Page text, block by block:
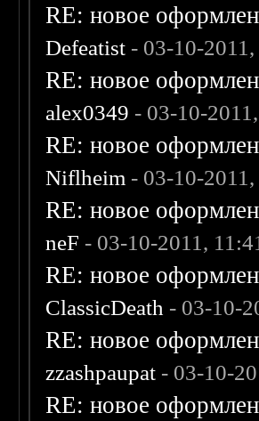
RE: новое
Defeatist - 03-10-
RE: новое
alex0349 - 03-10-
RE: новое
Niflheim - 03-10-
RE: новое
neF - 03-10-2011,
RE: новое
ClassicDeath - 03-10-
RE: новое
zzashpaupat - 03-10-
RE: новое